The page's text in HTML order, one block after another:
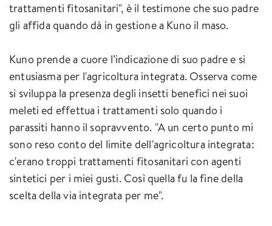
trattamenti fitosanitari", è il testimone che suo padre
gli affida quando dà in gestione a Kuno il maso.
Kuno prende a cuore l’indicazione di suo padre e si
entusiasma per l'agricoltura integrata. Osserva come
si sviluppa la presenza degli insetti benefici nei suoi
meleti ed effettua i trattamenti solo quando i
parassiti hanno il sopravvento. "A un certo punto mi
sono reso conto del limite dell'agricoltura integrata:
c'erano troppi trattamenti fitosanitari con agenti
sintetici per i miei gusti. Così quella fu la fine della
scelta della via integrata per me".